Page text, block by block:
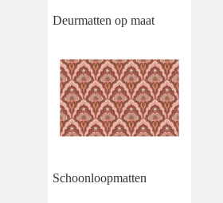
Deurmatten op maat
Schoonloopmatten